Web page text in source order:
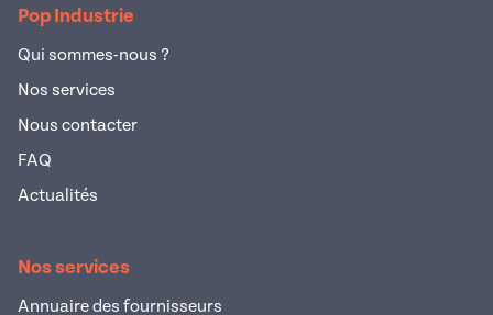
Pop Industrie
Qui sommes-nous ?
Nos services
Nous contacter
FAQ
Actualités
Nos services
Annuaire des fournisseurs